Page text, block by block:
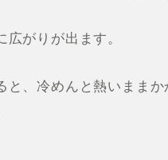
がりが出ます。
、冷めんと熱いまま